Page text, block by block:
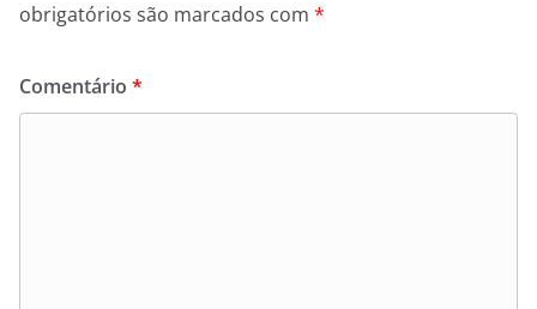
obrigatórios são marcados com *
Comentário *